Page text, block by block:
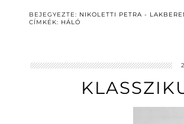
BEJEGYEZTE: NIKOLETTI PETRA -
CÍMKÉK: HÁLÓ